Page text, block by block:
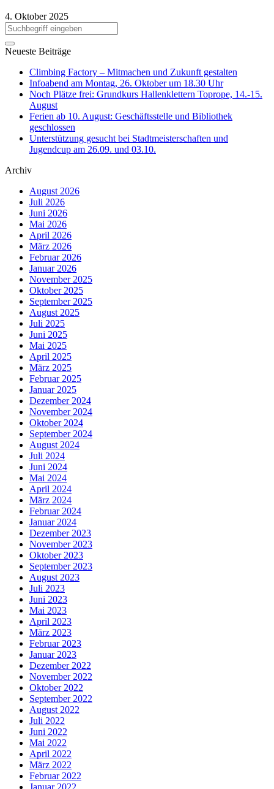
4. Oktober 2025
Neueste Beiträge
Climbing Factory – Mitmachen und Zukunft gestalten
Infoabend am Montag, 26. Oktober um 18.30 Uhr
Noch Plätze frei: Grundkurs Hallenklettern Toprope, 14.-15.
August
Ferien ab 10. August: Geschäftsstelle und Bibliothek
geschlossen
Unterstützung gesucht bei Stadtmeisterschaften und
Jugendcup am 26.09. und 03.10.
Archiv
August 2026
Juli 2026
Juni 2026
Mai 2026
April 2026
März 2026
Februar 2026
Januar 2026
November 2025
Oktober 2025
September 2025
August 2025
Juli 2025
Juni 2025
Mai 2025
April 2025
März 2025
Februar 2025
Januar 2025
Dezember 2024
November 2024
Oktober 2024
September 2024
August 2024
Juli 2024
Juni 2024
Mai 2024
April 2024
März 2024
Februar 2024
Januar 2024
Dezember 2023
November 2023
Oktober 2023
September 2023
August 2023
Juli 2023
Juni 2023
Mai 2023
April 2023
März 2023
Februar 2023
Januar 2023
Dezember 2022
November 2022
Oktober 2022
September 2022
August 2022
Juli 2022
Juni 2022
Mai 2022
April 2022
März 2022
Februar 2022
Januar 2022